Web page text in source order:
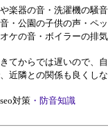
楽器の音・洗濯機の騒
・公園の子供の声・ペ
ケの音・ボイラーの排
てからでは遅いので、
近隣との関係も良くし
対策 ・防音知識